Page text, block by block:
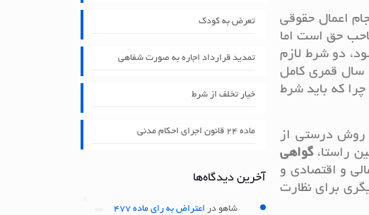
اعمال حقوقی
حق است اما
دو شرط لازم
است و باید بلوغ و رشد او احراز شود. سن بلوغ برای دختر، 9 سال قمری کامل و برای پسر 15 سال قمری کامل
که باید شرط
روش درستی از
راستا،گواهی
18 سالگی کامل، از نظر مالی و اقتصادی و
برای نظارت
تعرض به کودک
تمدید قرارداد اجاره به صورت شفاهی
خیار تخلف از شرط
ماده ۲۴ قانون اجرای احکام مدنی
آخرین دیدگاه‌ها
شاهو در اعتراض به رای ماده 477